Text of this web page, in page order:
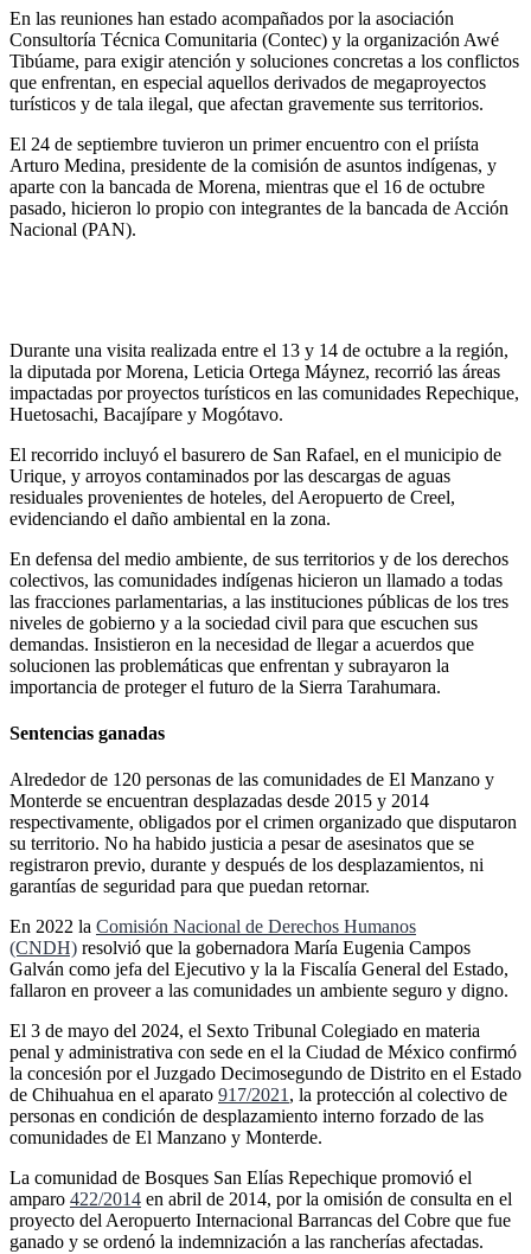
En las reuniones han estado acompañados por la asociación
Consultoría Técnica Comunitaria (Contec) y la organización Awé
Tibúame, para exigir atención y soluciones concretas a los conflictos
que enfrentan, en especial aquellos derivados de megaproyectos
turísticos y de tala ilegal, que afectan gravemente sus territorios.
El 24 de septiembre tuvieron un primer encuentro con el priísta
Arturo Medina, presidente de la comisión de asuntos indígenas, y
aparte con la bancada de Morena, mientras que el 16 de octubre
pasado, hicieron lo propio con integrantes de la bancada de Acción
Nacional (PAN).
Durante una visita realizada entre el 13 y 14 de octubre a la región,
la diputada por Morena, Leticia Ortega Máynez, recorrió las áreas
impactadas por proyectos turísticos en las comunidades Repechique,
Huetosachi, Bacajípare y Mogótavo.
El recorrido incluyó el basurero de San Rafael, en el municipio de
Urique, y arroyos contaminados por las descargas de aguas
residuales provenientes de hoteles, del Aeropuerto de Creel,
evidenciando el daño ambiental en la zona.
En defensa del medio ambiente, de sus territorios y de los derechos
colectivos, las comunidades indígenas hicieron un llamado a todas
las fracciones parlamentarias, a las instituciones públicas de los tres
niveles de gobierno y a la sociedad civil para que escuchen sus
demandas. Insistieron en la necesidad de llegar a acuerdos que
solucionen las problemáticas que enfrentan y subrayaron la
importancia de proteger el futuro de la Sierra Tarahumara.
Sentencias ganadas
Alrededor de 120 personas de las comunidades de El Manzano y
Monterde se encuentran desplazadas desde 2015 y 2014
respectivamente, obligados por el crimen organizado que disputaron
su territorio. No ha habido justicia a pesar de asesinatos que se
registraron previo, durante y después de los desplazamientos, ni
garantías de seguridad para que puedan retornar.
En 2022 la Comisión Nacional de Derechos Humanos
(CNDH) resolvió que la gobernadora María Eugenia Campos
Galván como jefa del Ejecutivo y la la Fiscalía General del Estado,
fallaron en proveer a las comunidades un ambiente seguro y digno.
El 3 de mayo del 2024, el Sexto Tribunal Colegiado en materia
penal y administrativa con sede en el la Ciudad de México confirmó
la concesión por el Juzgado Decimosegundo de Distrito en el Estado
de Chihuahua en el aparato 917/2021, la protección al colectivo de
personas en condición de desplazamiento interno forzado de las
comunidades de El Manzano y Monterde.
La comunidad de Bosques San Elías Repechique promovió el
amparo 422/2014 en abril de 2014, por la omisión de consulta en el
proyecto del Aeropuerto Internacional Barrancas del Cobre que fue
ganado y se ordenó la indemnización a las rancherías afectadas.